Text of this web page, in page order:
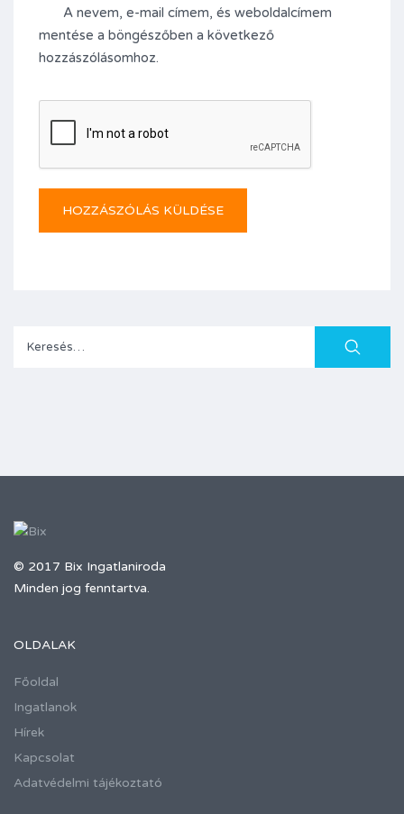
A nevem, e-mail címem, és weboldalcímem
mentése a böngészőben a következő
hozzászólásomhoz.
Keresés:
© 2017 Bix Ingatlaniroda
Minden jog fenntartva.
OLDALAK
Főoldal
Ingatlanok
Hírek
Kapcsolat
Adatvédelmi tájékoztató